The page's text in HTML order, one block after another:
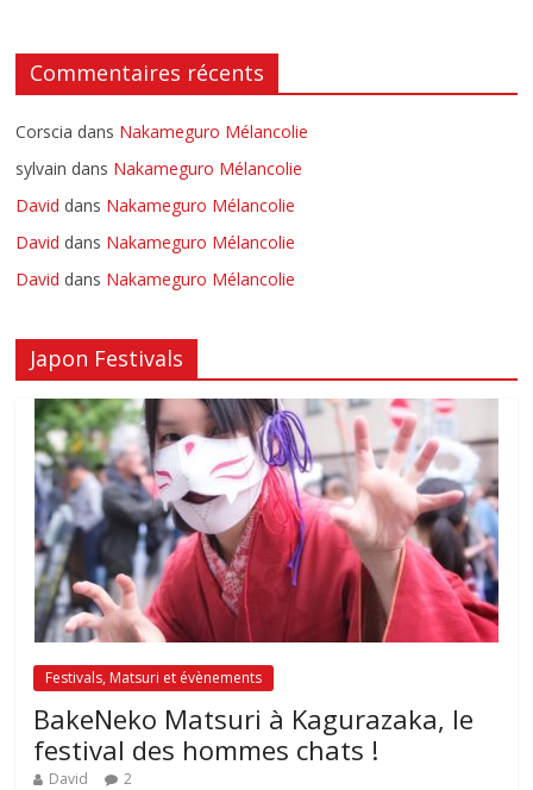
Commentaires récents
Corscia dans Nakameguro Mélancolie
sylvain dans Nakameguro Mélancolie
David dans Nakameguro Mélancolie
David dans Nakameguro Mélancolie
David dans Nakameguro Mélancolie
Japon Festivals
Festivals, Matsuri et évènements
BakeNeko Matsuri à Kagurazaka, le
festival des hommes chats !
David 2